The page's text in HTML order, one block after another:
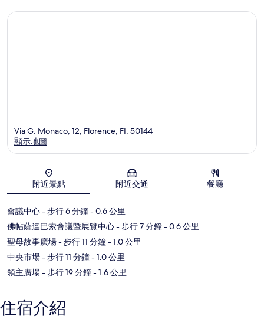
地圖
Via G. Monaco, 12, Florence, FI, 50144
顯示地圖
附近景點 附近交通 餐廳
會議中心- 步行 6 分鐘- 0.6 公里
佛帖薩達巴索會議暨展覽中心- 步行 7 分鐘- 0.6 公里
聖母故事廣場- 步行 11 分鐘- 1.0 公里
中央市場- 步行 11 分鐘- 1.0 公里
領主廣場- 步行 19 分鐘- 1.6 公里
住宿介紹